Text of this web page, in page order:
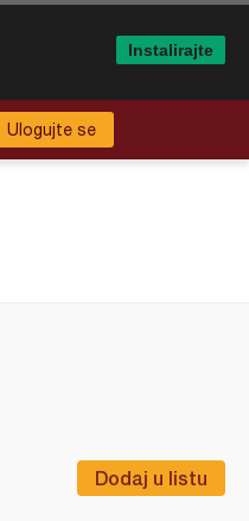
Ulogujte se
Dodaj u listu
Instalirajte